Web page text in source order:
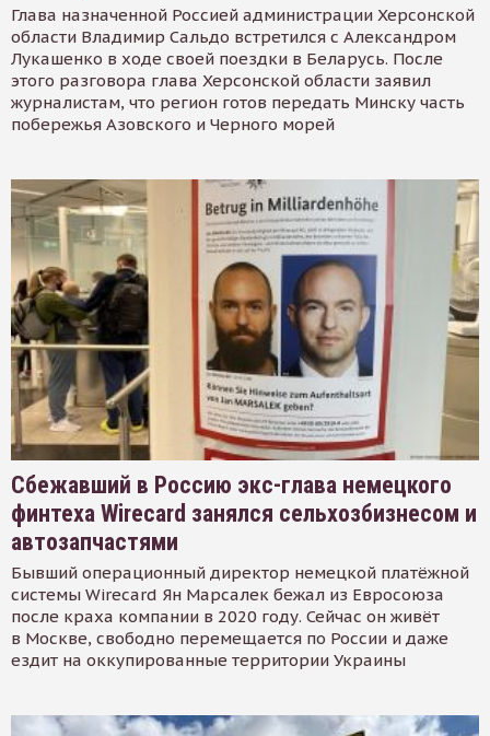
Глава назначенной Россией администрации Херсонской
области Владимир Сальдо встретился с Александром
Лукашенко в ходе своей поездки в Беларусь. После
этого разговора глава Херсонской области заявил
журналистам, что регион готов передать Минску часть
побережья Азовского и Черного морей
Сбежавший в Россию экс-глава немецкого
финтеха Wirecard занялся сельхозбизнесом и
автозапчастями
Бывший операционный директор немецкой платёжной
системы Wirecard Ян Марсалек бежал из Евросоюза
после краха компании в 2020 году. Сейчас он живёт
в Москве, свободно перемещается по России и даже
ездит на оккупированные территории Украины